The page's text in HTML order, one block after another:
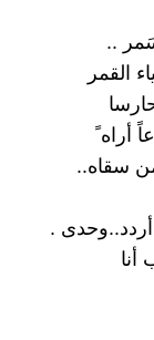
..
القمر
أراه
سقاه..
.
أنا